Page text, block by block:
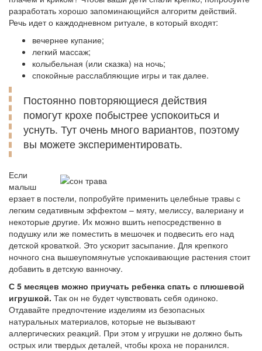
разработать хорошо запоминающийся алгоритм действий.
Речь идет о каждодневном ритуале, в который входят:
вечернее купание;
легкий массаж;
колыбельная (или сказка) на ночь;
спокойные расслабляющие игры и так далее.
Постоянно повторяющиеся действия
помогут крохе побыстрее успокоиться и
уснуть. Тут очень много вариантов, поэтому
вы можете экспериментировать.
Если
малыш
ерзает в постели, попробуйте применить целебные травы с
легким седативным эффектом – мяту, мелиссу, валериану и
некоторые другие. Их можно вшить непосредственно в
подушку или же поместить в мешочек и подвесить его над
детской кроваткой. Это ускорит засыпание. Для крепкого
ночного сна вышеупомянутые успокаивающие растения стоит
добавить в детскую ванночку.
С 5 месяцев можно приучать ребенка спать с плюшевой
игрушкой. Так он не будет чувствовать себя одиноко.
Отдавайте предпочтение изделиям из безопасных
натуральных материалов, которые не вызывают
аллергических реакций. При этом у игрушки не должно быть
острых или твердых деталей, чтобы кроха не поранился.